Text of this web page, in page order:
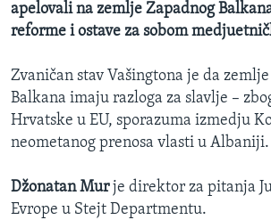
apelovali na zemlje Zapadnog
reforme i ostave za sobom
Zvaničan stav Vašingtona je da
Balkana imaju razloga za slavlje –
Hrvatske u EU, sporazuma izmedju
neometanog prenosa vlasti u Albaniji.
Džonatan Murje direktor za pitanja
Evrope u Stejt Departmentu.